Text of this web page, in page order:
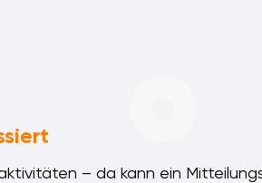
– da kann ein